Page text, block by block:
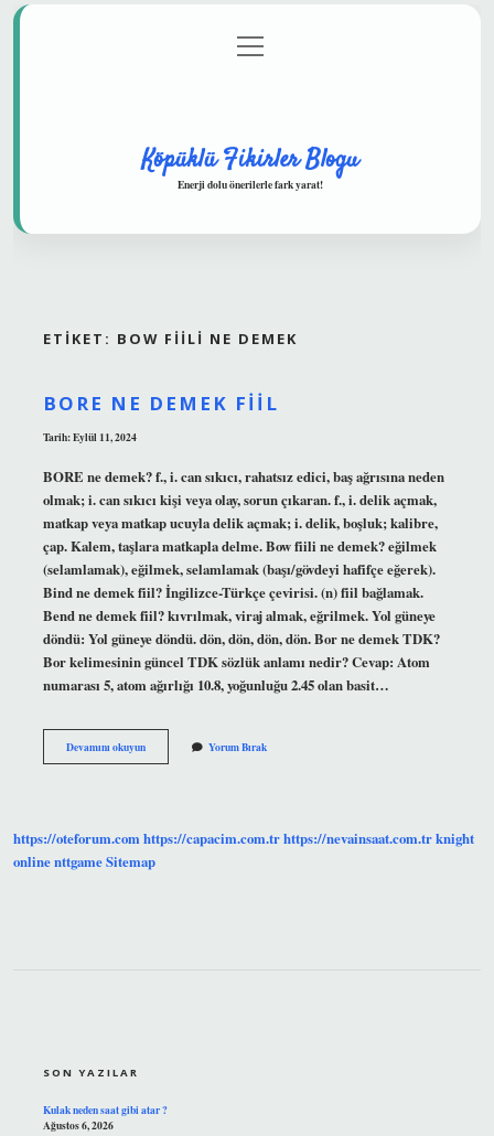
Gizlilik Politikası
menüyü
aç
Köpüklü Fikirler Blogu
Enerji dolu önerilerle fark yarat!
ETIKET: BOW FIILI NE DEMEK
BORE NE DEMEK FIIL
Tarih: Eylül 11, 2024
BORE ne demek? f., i. can sıkıcı, rahatsız edici, baş ağrısına neden
olmak; i. can sıkıcı kişi veya olay, sorun çıkaran. f., i. delik açmak,
matkap veya matkap ucuyla delik açmak; i. delik, boşluk; kalibre,
çap. Kalem, taşlara matkapla delme. Bow fiili ne demek? eğilmek
(selamlamak), eğilmek, selamlamak (başı/gövdeyi hafifçe eğerek).
Bind ne demek fiil? İngilizce-Türkçe çevirisi. (n) fiil bağlamak.
Bend ne demek fiil? kıvrılmak, viraj almak, eğrilmek. Yol güneye
döndü: Yol güneye döndü. dön, dön, dön, dön. Bor ne demek TDK?
Bor kelimesinin güncel TDK sözlük anlamı nedir? Cevap: Atom
numarası 5, atom ağırlığı 10.8, yoğunluğu 2.45 olan basit…
Devamını okuyunBore
Ne
Yorum Bırak
https://oteforum.comhttps://capacim.com.trhttps://nevainsaat.com.trknight
onlinenttgameSitemap
SON YAZILAR
Kulak neden saat gibi atar ?
Ağustos 6, 2026